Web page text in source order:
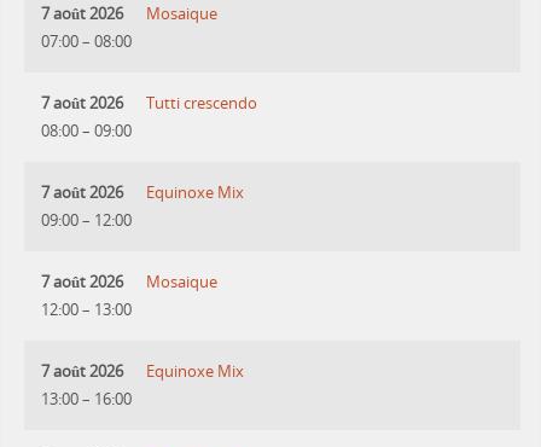
7 août 2026
07:00– 08:00
Mosaique
7 août 2026
08:00– 09:00
Tutti crescendo
7 août 2026
09:00– 12:00
Equinoxe Mix
7 août 2026
12:00– 13:00
Mosaique
7 août 2026
13:00– 16:00
Equinoxe Mix